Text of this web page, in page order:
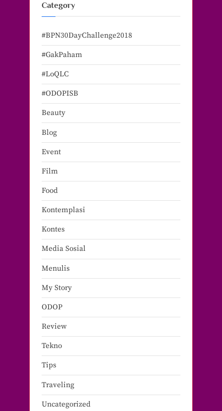
Category
#BPN30DayChallenge2018
#GakPaham
#LoQLC
#ODOPISB
Beauty
Blog
Event
Film
Food
Kontemplasi
Kontes
Media Sosial
Menulis
My Story
ODOP
Review
Tekno
Tips
Traveling
Uncategorized